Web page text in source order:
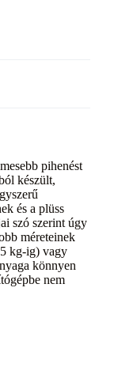
pihenést
készült,
és a plüss
szó szerint úgy
méreteinek
kg-ig) vagy
könnyen
nem